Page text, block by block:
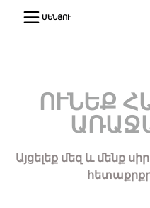
ՄԵՆՅՈՒ
ՈՒՆԵՔ
Այցելեք մեզ և մենք